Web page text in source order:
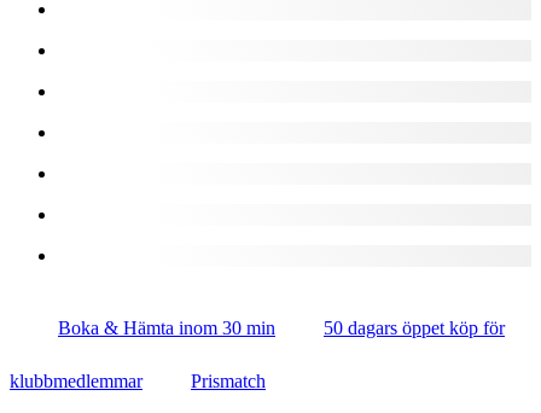
Boka & Hämta inom 30 min 50 dagars öppet köp för
klubbmedlemmar Prismatch